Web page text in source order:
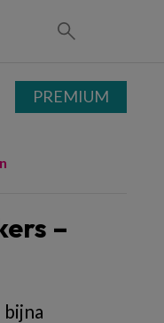
–
PREMIUM